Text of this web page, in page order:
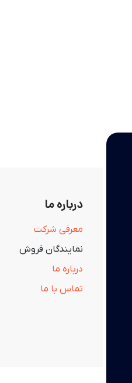
درباره ما
معرفی شرکت
نمایندگان فروش
درباره ما
تماس با ما